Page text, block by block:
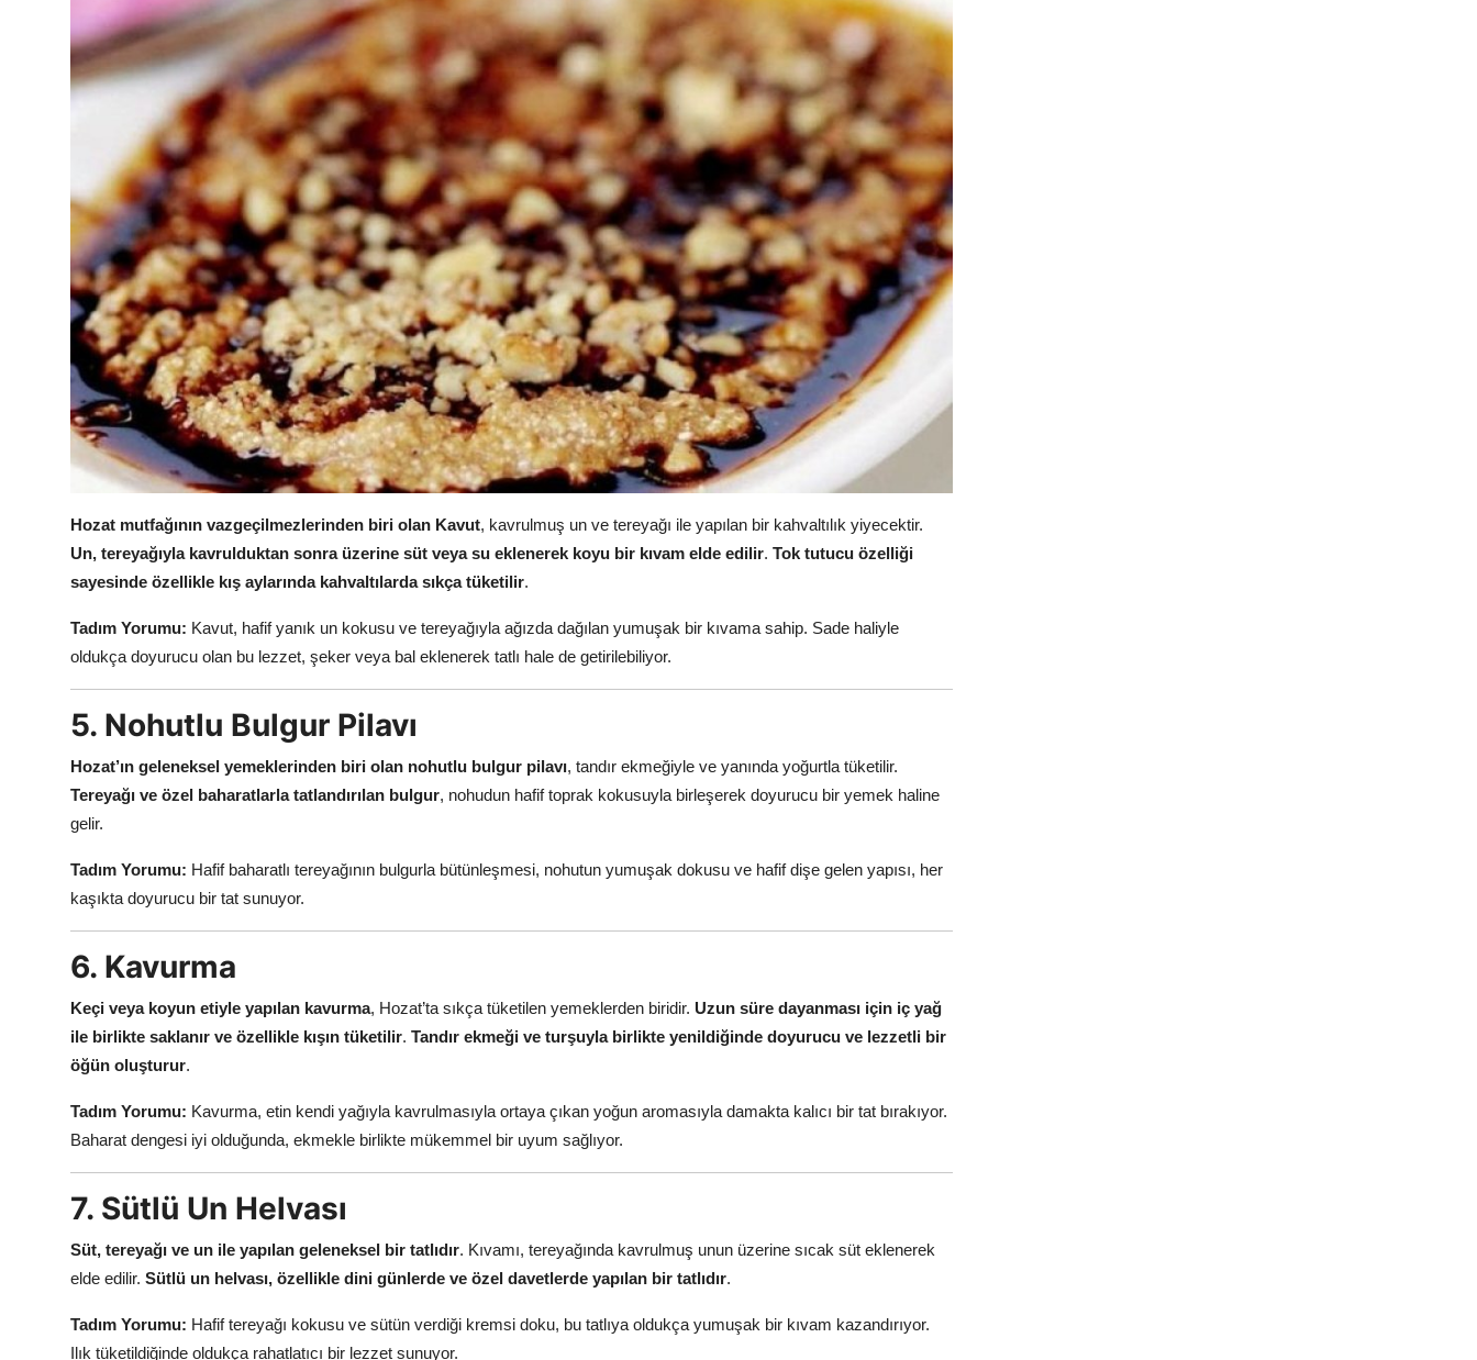
Hozat mutfağının vazgeçilmezlerinden biri olan Kavut, kavrulmuş un ve tereyağı ile yapılan bir kahvaltılık yiyecektir.
Un, tereyağıyla kavrulduktan sonra üzerine süt veya su eklenerek koyu bir kıvam elde edilir. Tok tutucu özelliği
sayesinde özellikle kış aylarında kahvaltılarda sıkça tüketilir.
Tadım Yorumu: Kavut, hafif yanık un kokusu ve tereyağıyla ağızda dağılan yumuşak bir kıvama sahip. Sade haliyle
oldukça doyurucu olan bu lezzet, şeker veya bal eklenerek tatlı hale de getirilebiliyor.
5. Nohutlu Bulgur Pilavı
Hozat’ın geleneksel yemeklerinden biri olan nohutlu bulgur pilavı, tandır ekmeğiyle ve yanında yoğurtla tüketilir.
Tereyağı ve özel baharatlarla tatlandırılan bulgur, nohudun hafif toprak kokusuyla birleşerek doyurucu bir yemek haline
gelir.
Tadım Yorumu: Hafif baharatlı tereyağının bulgurla bütünleşmesi, nohutun yumuşak dokusu ve hafif dişe gelen yapısı, her
kaşıkta doyurucu bir tat sunuyor.
6. Kavurma
Keçi veya koyun etiyle yapılan kavurma, Hozat’ta sıkça tüketilen yemeklerden biridir. Uzun süre dayanması için iç yağ
ile birlikte saklanır ve özellikle kışın tüketilir. Tandır ekmeği ve turşuyla birlikte yenildiğinde doyurucu ve lezzetli bir
öğün oluşturur.
Tadım Yorumu: Kavurma, etin kendi yağıyla kavrulmasıyla ortaya çıkan yoğun aromasıyla damakta kalıcı bir tat bırakıyor.
Baharat dengesi iyi olduğunda, ekmekle birlikte mükemmel bir uyum sağlıyor.
7. Sütlü Un Helvası
Süt, tereyağı ve un ile yapılan geleneksel bir tatlıdır. Kıvamı, tereyağında kavrulmuş unun üzerine sıcak süt eklenerek
elde edilir. Sütlü un helvası, özellikle dini günlerde ve özel davetlerde yapılan bir tatlıdır.
Tadım Yorumu: Hafif tereyağı kokusu ve sütün verdiği kremsi doku, bu tatlıya oldukça yumuşak bir kıvam kazandırıyor.
Ilık tüketildiğinde oldukça rahatlatıcı bir lezzet sunuyor.